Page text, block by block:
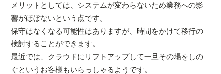
メリットとしては、システムが変わらないため業務への影
響がほぼないという点です。
保守はなくなる可能性はありますが、時間をかけて移行の
検討することができます。
最近では、クラウドにリフトアップして一旦その場をしの
ぐというお客様もいらっしゃるようです。